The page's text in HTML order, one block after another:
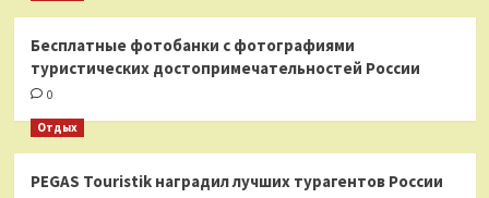
Бесплатные фотобанки с фотографиями
туристических достопримечательностей России
0
Отдых
PEGAS Touristik наградил лучших турагентов России